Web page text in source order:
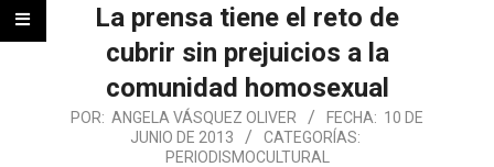
La prensa tiene el reto de
cubrir sin prejuicios a la
comunidad homosexual
POR: ANGELA VÁSQUEZ OLIVER FECHA: 10 DE
JUNIO DE 2013
CATEGORÍAS:
PERIODISMOCULTURAL